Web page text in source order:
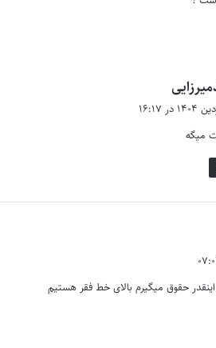
ت
میگه
حقوق میگیرم بالای خط فقر هستیم